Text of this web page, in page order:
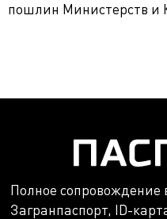
пошлин Министерств и
Полное сопровождение
Загранпаспорт, ID-